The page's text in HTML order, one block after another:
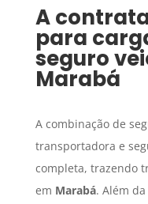
A
para
seguro
Marabá
A combinação de
transportadora e
completa, trazendo
em Marabá. Além